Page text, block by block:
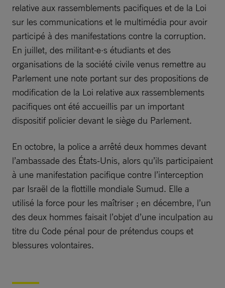
relative aux rassemblements pacifiques et de la Loi
sur les communications et le multimédia pour avoir
participé à des manifestations contre la corruption.
En juillet, des militant·e·s étudiants et des
organisations de la société civile venus remettre au
Parlement une note portant sur des propositions de
modification de la Loi relative aux rassemblements
pacifiques ont été accueillis par un important
dispositif policier devant le siège du Parlement.
En octobre, la police a arrêté deux hommes devant
l’ambassade des États-Unis, alors qu’ils participaient
à une manifestation pacifique contre l’interception
par Israël de la flottille mondiale Sumud. Elle a
utilisé la force pour les maîtriser ; en décembre, l’un
des deux hommes faisait l’objet d’une inculpation au
titre du Code pénal pour de prétendus coups et
blessures volontaires.